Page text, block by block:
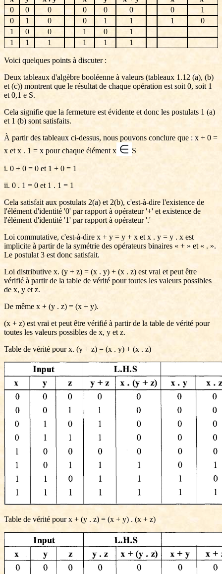
0
0 0 0 0 0 0
1
0
1 0 0 1 1 1
0
1
0 0 1 0
1
1
1 1 1 1 1
Voici quelques points à discuter :
Deux tableaux d'algèbre booléenne à valeurs (tableaux 1.12 (a), (b)
et (c)) montrent que le résultat de chaque opération est soit 0, soit 1
et 0,1 e S.
Cela signifie que la fermeture est évidente et donc les postulats 1 (a)
et 1 (b) sont satisfaits.
À partir des tableaux ci-dessus, nous pouvons conclure que : x + 0 =
x et x . 1 = x pour chaque élément x ∈ S
i. 0 + 0 = 0 et 1 + 0 = 1
ii. 0 . 1 = 0 et 1 . 1 = 1
Cela satisfait aux postulats 2(a) et 2(b), c'est-à-dire l'existence de
l'élément d'identité '0' par rapport à opérateur '+' et existence de
l'élément d'identité '1' par rapport à opérateur '.'
Loi commutative, c'est-à-dire x + y = y + x et x . y = y . x est
implicite à partir de la symétrie des opérateurs binaires « + » et « . ».
Le postulat 3 est donc satisfait.
Loi distributive x. (y + z) = (x . y) + (x . z) est vrai et peut être
vérifié à partir de la table de vérité pour toutes les valeurs possibles
de x, y et z.
De même x + (y . z) = (x + y).
(x + z) est vrai et peut être vérifié à partir de la table de vérité pour
toutes les valeurs possibles de x, y et z.
Table de vérité pour x. (y + z) = (x . y) + (x . z)
Table de vérité pour x + (y . z) = (x + y) . (x + z)